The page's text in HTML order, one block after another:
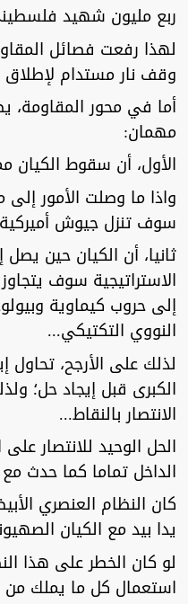
ربع مليون شهيد
لهذا رفعت فصائل
وقف نار مستدام لإطلاق
أما في محور
مهمان:
الأول، أن سقوط الكيان
واذا ما وصلت الأمور إلى
سوف تنزل جيوش أميركية
ثانيا، أن الكيان حين
الاستراتيجية سوف
إلى حروب كيماوية
النووي التكتيكي...
لذلك على الأرجح، تحاول
الكبرى قبل إيجاد حل؛
الانتصار بالنقاط...
الحل الوحيد للانتصار
الداخل تماما كما حدث
كان النظام العنصري
يدا بيد مع الكيان
لو كان الخطر على هذا
استعمال كل ما يملك